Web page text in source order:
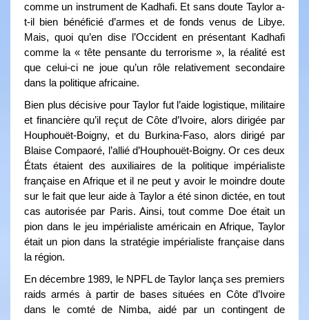
comme un instrument de Kadhafi. Et sans doute Taylor a-
t-il bien bénéficié d’armes et de fonds venus de Libye.
Mais, quoi qu’en dise l’Occident en présentant Kadhafi
comme la « tête pensante du terrorisme », la réalité est
que celui-ci ne joue qu’un rôle relativement secondaire
dans la politique africaine.
Bien plus décisive pour Taylor fut l’aide logistique, militaire
et financière qu’il reçut de Côte d’Ivoire, alors dirigée par
Houphouët-Boigny, et du Burkina-Faso, alors dirigé par
Blaise Compaoré, l’allié d’Houphouët-Boigny. Or ces deux
États étaient des auxiliaires de la politique impérialiste
française en Afrique et il ne peut y avoir le moindre doute
sur le fait que leur aide à Taylor a été sinon dictée, en tout
cas autorisée par Paris. Ainsi, tout comme Doe était un
pion dans le jeu impérialiste américain en Afrique, Taylor
était un pion dans la stratégie impérialiste française dans
la région.
En décembre 1989, le NPFL de Taylor lança ses premiers
raids armés à partir de bases situées en Côte d’Ivoire
dans le comté de Nimba, aidé par un contingent de